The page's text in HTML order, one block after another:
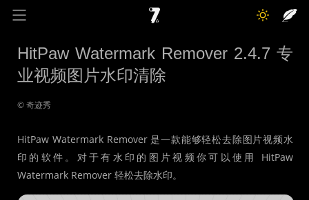
色彩库 工具箱
HitPaw Watermark Remover 2.4.7 专
业视频图片水印清除
© 奇迹秀
HitPaw Watermark Remover 是一款能够轻松去除图片视频水
印的软件。对于有水印的图片视频你可以使用 HitPaw
Watermark Remover 轻松去除水印。